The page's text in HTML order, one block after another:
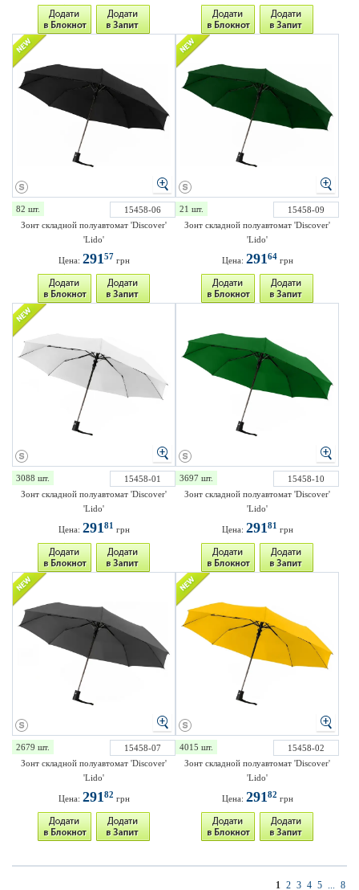
82 шт.
15458-06
Зонт складной полуавтомат 'Discover'
'Lido'
Цена: 29157 грн
21 шт.
15458-09
Зонт складной полуавтомат 'Discover'
'Lido'
Цена: 29164грн
3088 шт.
15458-01
Зонт складной полуавтомат 'Discover'
'Lido'
Цена: 29181 грн
3697 шт.
15458-10
Зонт складной полуавтомат 'Discover'
'Lido'
Цена: 29181 грн
2679 шт.
15458-07
Зонт складной полуавтомат 'Discover'
'Lido'
Цена: 29182 грн
4015 шт.
15458-02
Зонт складной полуавтомат 'Discover'
'Lido'
Цена: 29182 грн
1 2 3 4 5 8